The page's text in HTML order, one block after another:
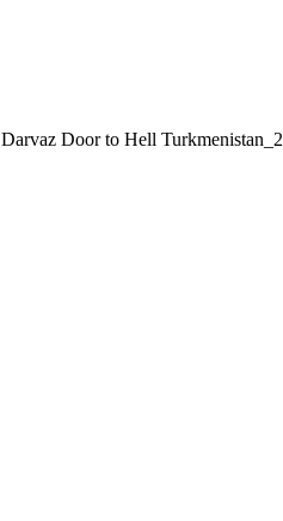
Darvaz Door to Hell Turkmenistan_2